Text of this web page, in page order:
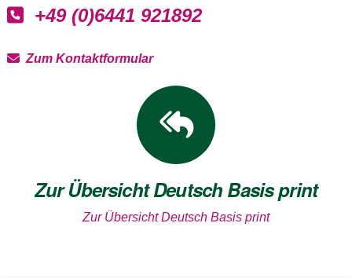
+49 (0)6441 921892
Zum Kontaktformular
Zur Übersicht Deutsch Basis print
Zur Übersicht Deutsch Basis print